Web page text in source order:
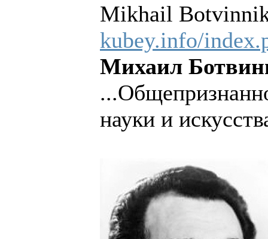
Mikhail
kubey.info/
Михаил
науки и